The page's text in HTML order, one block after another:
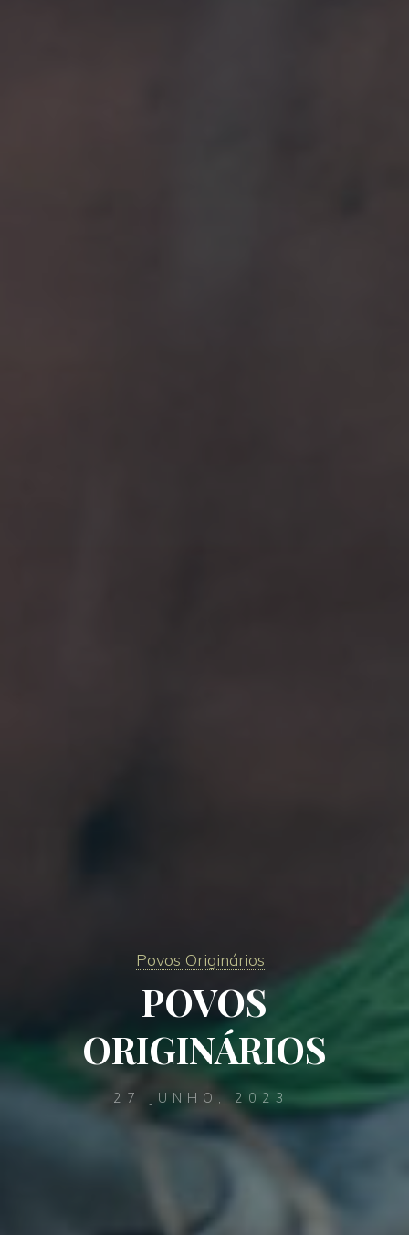
Povos Originários
POVOS
ORIGINÁRIOS
27 JUNHO, 2023